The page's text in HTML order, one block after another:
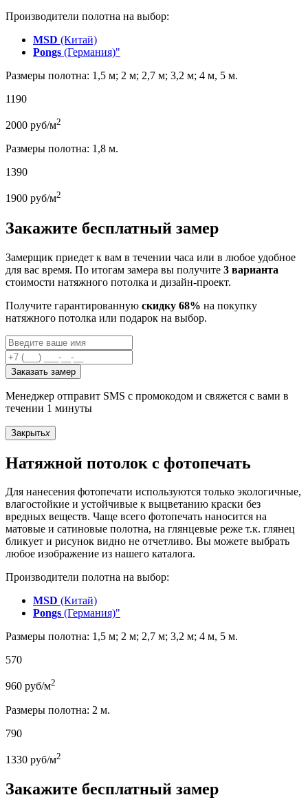
Производители полотна на выбор:
MSD (Китай)
Pongs (Германия)"
Размеры полотна: 1,5 м; 2 м; 2,7 м; 3,2 м; 4 м, 5 м.
1190
2000 руб/м2
Размеры полотна: 1,8 м.
1390
1900 руб/м2
Закажите бесплатный замер
Замерщик приедет к вам в течении часа или в любое удобное
для вас время. По итогам замера вы получите 3 варианта
стоимости натяжного потолка и дизайн-проект.
Получите гарантированную скидку 68% на покупку
натяжного потолка или подарок на выбор.
Заказать замер
Менеджер отправит SMS с промокодом и свяжется с вами в
течении 1 минуты
Закрытьx
Натяжной потолок с фотопечать
Для нанесения фотопечати используются только экологичные,
влагостойкие и устойчивые к выцветанию краски без
вредных веществ. Чаще всего фотопечать наносится на
матовые и сатиновые полотна, на глянцевые реже т.к. глянец
бликует и рисунок видно не отчетливо. Вы можете выбрать
любое изображение из нашего каталога.
Производители полотна на выбор:
MSD (Китай)
Pongs (Германия)"
Размеры полотна: 1,5 м; 2 м; 2,7 м; 3,2 м; 4 м, 5 м.
570
960 руб/м2
Размеры полотна: 2 м.
790
1330 руб/м2
Закажите бесплатный замер